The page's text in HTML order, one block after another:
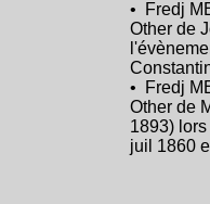
• Fredj
Other de
• Fredj
Other de
1893)
juil 1860